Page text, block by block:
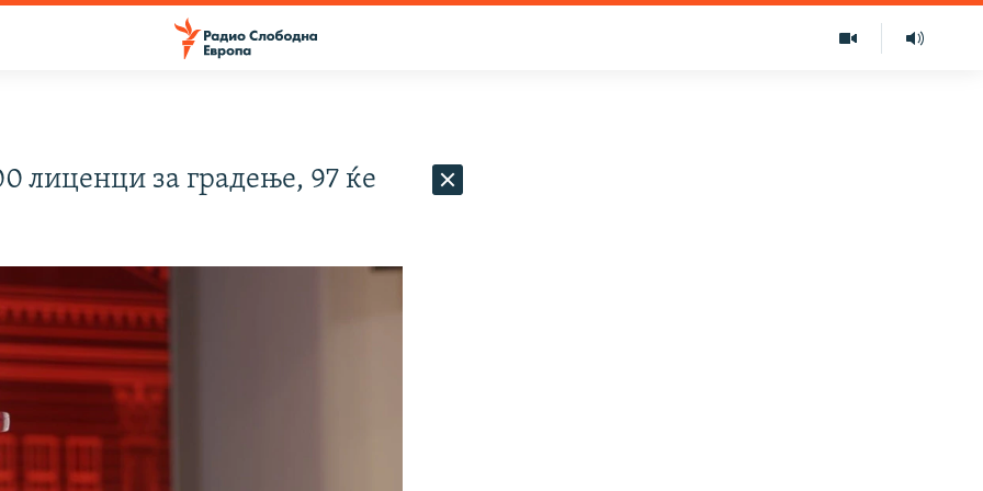
лиценци за градење, 97 ќе